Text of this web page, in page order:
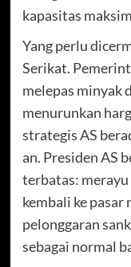
kapasitas
Yang perlu
Serikat.
melepas minyak
menurunkan
strategis AS
an. Presiden AS
terbatas:
kembali ke
pelonggaran
sebagai normal